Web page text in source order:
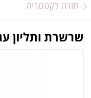
חזרה לקטגוריה
שרשרת ותליון